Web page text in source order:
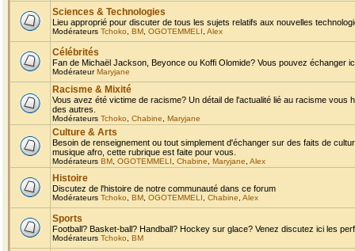
Sciences & Technologies
Lieu approprié pour discuter de tous les sujets relatifs aux nouvelles
Modérateurs Tchoko BM OGOTEMMELI Alex
Célébrités
Fan de Michaël Jackson, Beyonce ou Koffi Olomide? Vous pouvez échanger
ModérateurMaryjane
Racisme & Mixité
Vous avez été victime de racisme? Un détail de l'actualité lié au racisme
des autres.
Modérateurs Tchoko Chabine Maryjane
Culture & Arts
Besoin de renseignement ou tout simplement d'échanger sur des faits de
musique afro, cette rubrique est faite pour vous.
Modérateurs BM OGOTEMMELI Chabine Maryjane Alex
Histoire
Discutez de l'histoire de notre communauté dans ce forum
Modérateurs Tchoko BM OGOTEMMELI Chabine Alex
Sports
Football? Basket-ball? Handball? Hockey sur glace? Venez discutez ici les
Modérateurs Tchoko BM